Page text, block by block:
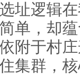
址逻辑
单，却
附于村
集群，